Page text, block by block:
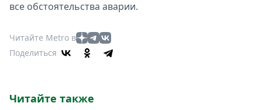
все обстоятельства аварии.
Читайте Metro в
Поделиться
Читайте также